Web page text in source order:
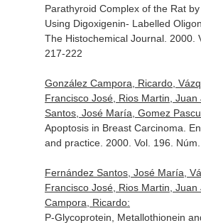
Parathyroid Complex of the Rat
Using Digoxigenin- Labelled
The Histochemical Journal. 2000.
217-222
González Campora, Ricardo,
Francisco José, Rios Martin,
Santos, José María, Gomez
Apoptosis in Breast Carcinoma.
and practice. 2000. Vol. 196.
Fernández Santos, José María,
Francisco José, Rios Martin, Juan
Campora, Ricardo:
P-Glycoprotein, Metallothionein